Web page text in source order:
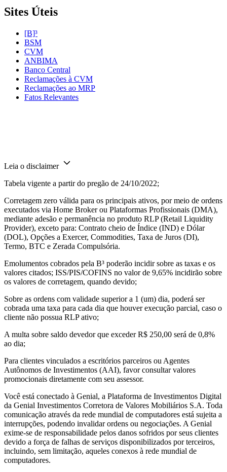
Sites Úteis
[B]³
BSM
CVM
ANBIMA
Banco Central
Reclamações à CVM
Reclamações ao MRP
Fatos Relevantes
Leia o disclaimer
Tabela vigente a partir do pregão de 24/10/2022;
Corretagem zero válida para os principais ativos, por meio de ordens
executados via Home Broker ou Plataformas Profissionais (DMA),
mediante adesão e permanência no produto RLP (Retail Liquidity
Provider), exceto para: Contrato cheio de Índice (IND) e Dólar
(DOL), Opções a Exercer, Commodities, Taxa de Juros (DI),
Termo, BTC e Zerada Compulsória.
Emolumentos cobrados pela B³ poderão incidir sobre as taxas e os
valores citados; ISS/PIS/COFINS no valor de 9,65% incidirão sobre
os valores de corretagem, quando devido;
Sobre as ordens com validade superior a 1 (um) dia, poderá ser
cobrada uma taxa para cada dia que houver execução parcial, caso o
cliente não possua RLP ativo;
A multa sobre saldo devedor que exceder R$ 250,00 será de 0,8%
ao dia;
Para clientes vinculados a escritórios parceiros ou Agentes
Autônomos de Investimentos (AAI), favor consultar valores
promocionais diretamente com seu assessor.
Você está conectado à Genial, a Plataforma de Investimentos Digital
da Genial Investimentos Corretora de Valores Mobiliários S.A. Toda
comunicação através da rede mundial de computadores está sujeita a
interrupções, podendo invalidar ordens ou negociações. A Genial
exime-se de responsabilidade pelos danos sofridos por seus clientes
devido a força de falhas de serviços disponibilizados por terceiros,
incluindo, sem limitação, aqueles conexos à rede mundial de
computadores.